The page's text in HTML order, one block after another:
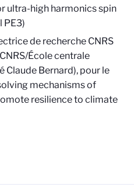
ultra-high harmonics spin
PE3)
de recherche CNRS
École centrale
Claude Bernard), pour le
mechanisms of
resilience to climate